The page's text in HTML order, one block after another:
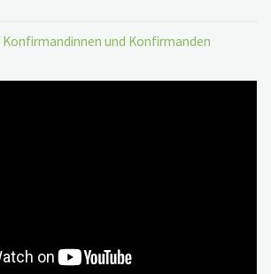
Konfirmandinnen und Konfirmanden